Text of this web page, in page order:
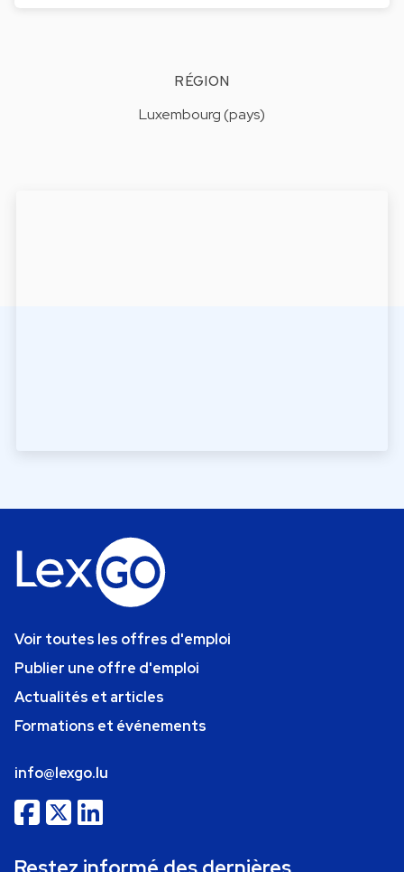
RÉGION
Luxembourg (pays)
Voir toutes les offres d'emploi
Publier une offre d'emploi
Actualités et articles
Formations et événements
info@lexgo.lu